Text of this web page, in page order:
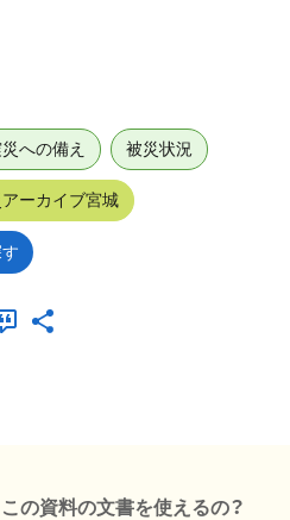
への備え 被災状況
ーカイブ宮城
の資料の文書を使えるの？